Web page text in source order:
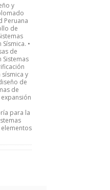
y
Peruana
de
•
de
Sistemas
y
de
de
para la